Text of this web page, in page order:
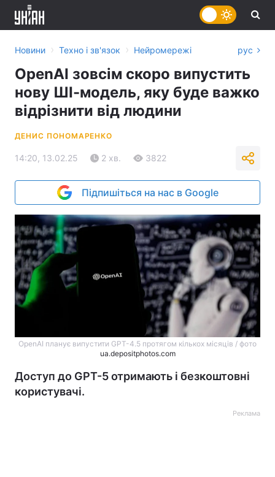
Новини › Техно і зв'язок › Нейромережі рус
OpenAI зовсім скоро випустить
нову ШІ-модель, яку буде важко
відрізнити від людини
ДЕНИС ПОНОМАРЕНКО
14:20, 13.02.25 2 хв. 3822
Підпишіться на нас в Google
OpenAI планує випустити GPT-4.5 протягом кількох місяців / фото
ua.depositphotos.com
Доступ до GPT-5 отримають і безкоштовні
користувачі.
Реклама